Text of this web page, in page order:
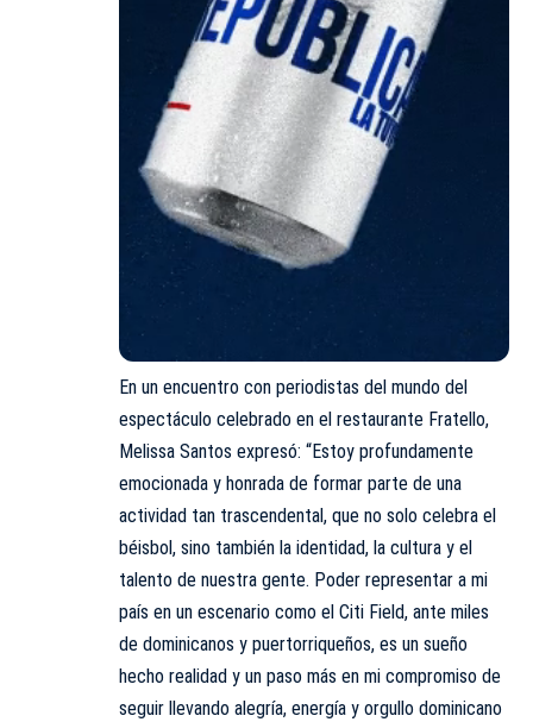
En un encuentro con periodistas del mundo del
espectáculo celebrado en el restaurante Fratello,
Melissa Santos expresó: “Estoy profundamente
emocionada y honrada de formar parte de una
actividad tan trascendental, que no solo celebra el
béisbol, sino también la identidad, la cultura y el
talento de nuestra gente. Poder representar a mi
país en un escenario como el Citi Field, ante miles
de dominicanos y puertorriqueños, es un sueño
hecho realidad y un paso más en mi compromiso de
seguir llevando alegría, energía y orgullo dominicano